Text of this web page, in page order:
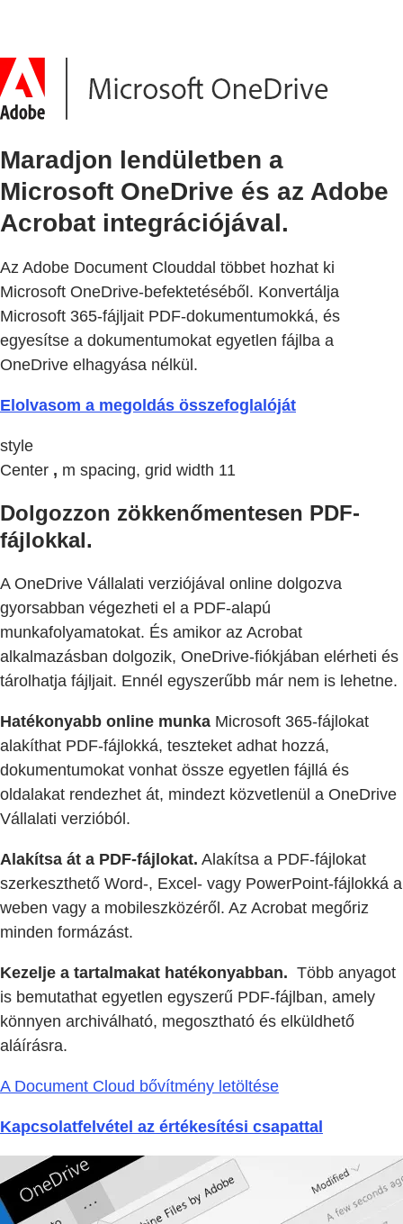
Maradjon lendületben a
Microsoft OneDrive és az Adobe
Acrobat integrációjával.
Az Adobe Document Clouddal többet hozhat ki
Microsoft OneDrive-befektetéséből. Konvertálja
Microsoft 365-fájljait PDF-dokumentumokká, és
egyesítse a dokumentumokat egyetlen fájlba a
OneDrive elhagyása nélkül.
Elolvasom a megoldás összefoglalóját
style
Center , m spacing, grid width 11
Dolgozzon zökkenőmentesen PDF-
fájlokkal.
A OneDrive Vállalati verziójával online dolgozva
gyorsabban végezheti el a PDF-alapú
munkafolyamatokat. És amikor az Acrobat
alkalmazásban dolgozik, OneDrive-fiókjában elérheti és
tárolhatja fájljait. Ennél egyszerűbb már nem is lehetne.
Hatékonyabb online munka Microsoft 365-fájlokat
alakíthat PDF-fájlokká, teszteket adhat hozzá,
dokumentumokat vonhat össze egyetlen fájllá és
oldalakat rendezhet át, mindezt közvetlenül a OneDrive
Vállalati verzióból.
Alakítsa át a PDF-fájlokat. Alakítsa a PDF-fájlokat
szerkeszthető Word-, Excel- vagy PowerPoint-fájlokká a
weben vagy a mobileszközéről. Az Acrobat megőriz
minden formázást.
Kezelje a tartalmakat hatékonyabban. Több anyagot
is bemutathat egyetlen egyszerű PDF-fájlban, amely
könnyen archiválható, megosztható és elküldhető
aláírásra.
A Document Cloud bővítmény letöltése
Kapcsolatfelvétel az értékesítési csapattal